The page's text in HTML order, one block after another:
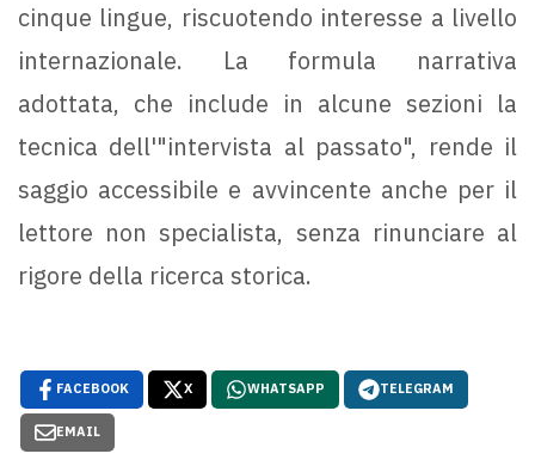
cinque lingue, riscuotendo interesse a livello
internazionale. La formula narrativa
adottata, che include in alcune sezioni la
tecnica dell'"intervista al passato", rende il
saggio accessibile e avvincente anche per il
lettore non specialista, senza rinunciare al
rigore della ricerca storica.
FACEBOOK X WHATSAPP TELEGRAM
EMAIL